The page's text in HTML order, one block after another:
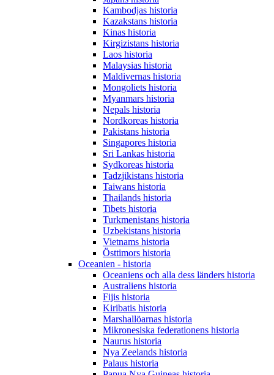
Kambodjas historia
Kazakstans historia
Kinas historia
Kirgizistans historia
Laos historia
Malaysias historia
Maldivernas historia
Mongoliets historia
Myanmars historia
Nepals historia
Nordkoreas historia
Pakistans historia
Singapores historia
Sri Lankas historia
Sydkoreas historia
Tadzjikistans historia
Taiwans historia
Thailands historia
Tibets historia
Turkmenistans historia
Uzbekistans historia
Vietnams historia
Östtimors historia
Oceanien - historia
Oceaniens och alla dess länders historia
Australiens historia
Fijis historia
Kiribatis historia
Marshallöarnas historia
Mikronesiska federationens historia
Naurus historia
Nya Zeelands historia
Palaus historia